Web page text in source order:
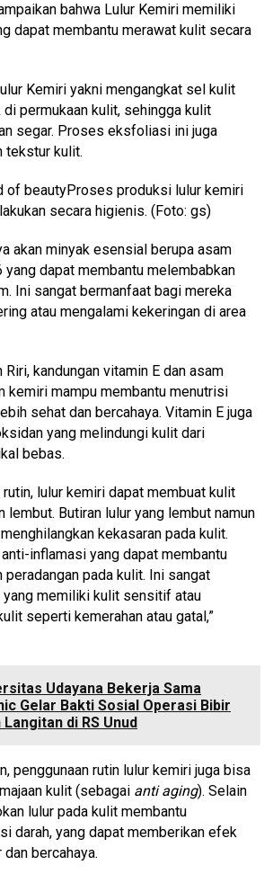
bahwa Lulur Kemiri memiliki
dapat membantu merawat kulit secara
Kemiri yakni mengangkat sel kulit
permukaan kulit, sehingga kulit
segar. Proses eksfoliasi ini juga
tekstur kulit.
Proses produksi lulur kemiri
secara higienis. (Foto: gs)
akan minyak esensial berupa asam
yang dapat membantu melembabkan
Ini sangat bermanfaat bagi mereka
atau mengalami kekeringan di area
kandungan vitamin E dan asam
kemiri mampu membantu menutrisi
sehat dan bercahaya. Vitamin E juga
yang melindungi kulit dari
bebas.
rutin, lulur kemiri dapat membuat kulit
lembut. Butiran lulur yang lembut namun
kekasaran pada kulit.
inflamasi yang dapat membantu
pada kulit. Ini sangat
yang memiliki kulit sensitif atau
seperti kemerahan atau gatal,”
Udayana Bekerja Sama
Gelar Bakti Sosial Operasi Bibir
di RS Unud
penggunaan rutin lulur kemiri juga bisa
kulit (sebagai anti aging). Selain
lulur pada kulit membantu
darah, yang dapat memberikan efek
bercahaya.